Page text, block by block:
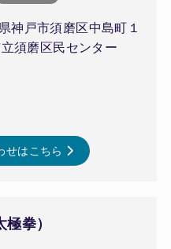
神戸市須磨区中島町１
須磨区民センター
せはこちら
拳）